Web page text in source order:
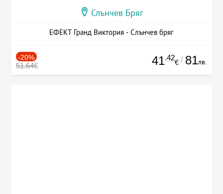
Слънчев Бряг
ЕФЕКТ Гранд Виктория - Слънчев бряг
-20%
51.64€ 41.42
€ / 81лв.